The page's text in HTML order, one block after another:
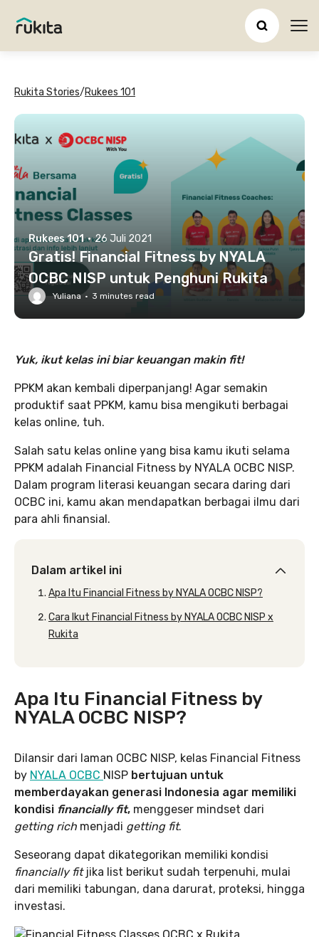
Rukita Stories/Rukees 101
Rukees 101 · 26 Juli 2021
Gratis! Financial Fitness by NYALA
OCBC NISP untuk Penghuni Rukita
Yuliana · 3 minutes read
Yuk, ikut kelas ini biar keuangan makin fit!
PPKM akan kembali diperpanjang! Agar semakin
produktif saat PPKM, kamu bisa mengikuti berbagai
kelas online, tuh.
Salah satu kelas online yang bisa kamu ikuti selama
PPKM adalah Financial Fitness by NYALA OCBC NISP.
Dalam program literasi keuangan secara daring dari
OCBC ini, kamu akan mendapatkan berbagai ilmu dari
para ahli finansial.
Dalam artikel ini
Apa Itu Financial Fitness by NYALA OCBC NISP?
Cara Ikut Financial Fitness by NYALA OCBC NISP x
Rukita
Apa Itu Financial Fitness by
NYALA OCBC NISP?
Dilansir dari laman OCBC NISP, kelas Financial Fitness
by NYALA OCBC NISP bertujuan untuk
memberdayakan generasi Indonesia agar memiliki
kondisi financially fit, menggeser mindset dari
getting rich menjadi getting fit.
Seseorang dapat dikategorikan memiliki kondisi
financially fitjika list berikut sudah terpenuhi, mulai
dari memiliki tabungan, dana darurat, proteksi, hingga
investasi.